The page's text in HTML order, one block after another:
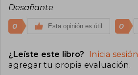
Desafiante
0 Esta opinión es útil 0
¿Leíste este libro? Inicia sesión
agregar tu propia evaluación.